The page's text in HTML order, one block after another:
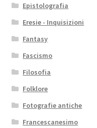
Epistolografia
Eresie - Inquisizioni
Fantasy
Fascismo
Filosofia
Folklore
Fotografie antiche
Francescanesimo